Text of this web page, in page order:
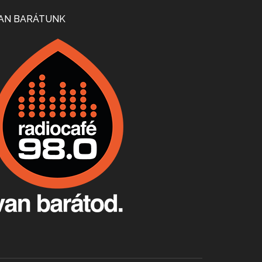
Apr 24, 2026 • 00:38:10
Villány, kékfrankos, Jackfall
Apr 17, 2026 • 00:35:38
Apr 9, 2026 • 00:37:17
BARÁTUNK